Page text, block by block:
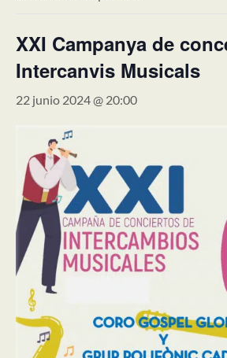
XXI Campanya de
Intercanvis Musicals
22 junio 2024 @ 20:00